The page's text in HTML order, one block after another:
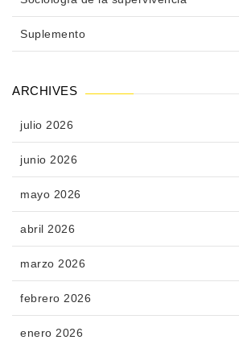
Suplemento
ARCHIVES
julio 2026
junio 2026
mayo 2026
abril 2026
marzo 2026
febrero 2026
enero 2026